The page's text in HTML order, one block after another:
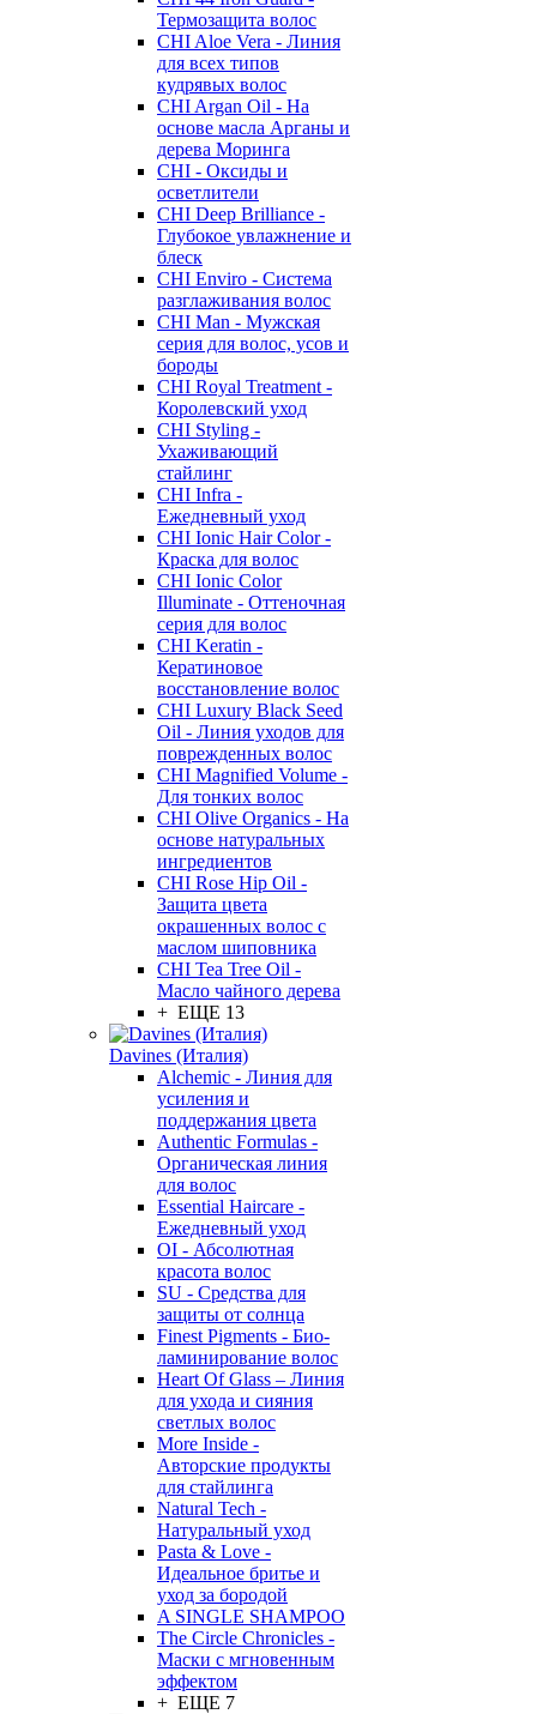
Термозащита волос
CHI Aloe Vera - Линия
для всех типов
кудрявых волос
CHI Argan Oil - На
основе масла Арганы и
дерева Моринга
CHI - Оксиды и
осветлители
CHI Deep Brilliance -
Глубокое увлажнение и
блеск
CHI Enviro - Система
разглаживания волос
CHI Man - Мужская
серия для волос, усов и
бороды
CHI Royal Treatment -
Королевский уход
CHI Styling -
Ухаживающий
стайлинг
CHI Infra -
Ежедневный уход
CHI Ionic Hair Color -
Краска для волос
CHI Ionic Color
Illuminate - Оттеночная
серия для волос
CHI Keratin -
Кератиновое
восстановление волос
CHI Luxury Black Seed
Oil - Линия уходов для
поврежденных волос
CHI Magnified Volume -
Для тонких волос
CHI Olive Organics - На
основе натуральных
ингредиентов
CHI Rose Hip Oil -
Защита цвета
окрашенных волос с
маслом шиповника
CHI Tea Tree Oil -
Масло чайного дерева
+ ЕЩЕ 13
Davines (Италия)
Alchemic - Линия для
усиления и
поддержания цвета
Authentic Formulas -
Органическая линия
для волос
Essential Haircare -
Eжедневный уход
OI - Абсолютная
красота волос
SU - Средства для
защиты от солнца
Finest Pigments - Био-
ламинирование волос
Heart Of Glass – Линия
для ухода и сияния
светлых волос
More Inside -
Авторские продукты
для стайлинга
Natural Tech -
Натуральный уход
Pasta & Love -
Идеальное бритье и
уход за бородой
A SINGLE SHAMPOO
The Circle Chronicles -
Маски с мгновенным
эффектом
+ ЕЩЕ 7